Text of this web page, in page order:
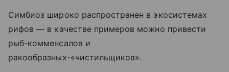
Симбиоз широко распространен в экосистемах
рифов — в качестве примеров можно привести
рыб-комменсалов и
ракообразных-«чистильщиков».